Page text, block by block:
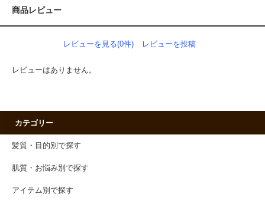
商品レビュー
レビューを見る(0件) レビューを投稿
レビューはありません。
カテゴリー
髪質・目的別で探す
肌質・お悩み別で探す
アイテム別で探す